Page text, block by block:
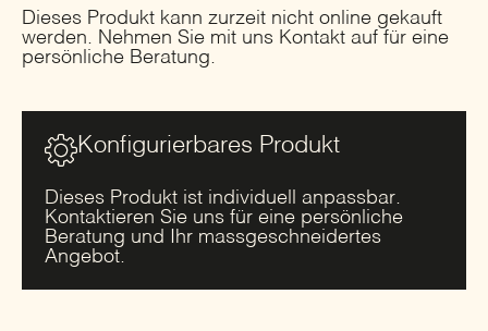
Dieses Produkt kann zurzeit nicht online gekauft
werden. Nehmen Sie mit uns Kontakt auf für eine
persönliche Beratung.
Konfigurierbares Produkt
Dieses Produkt ist individuell anpassbar.
Kontaktieren Sie uns für eine persönliche
Beratung und Ihr massgeschneidertes
Angebot.